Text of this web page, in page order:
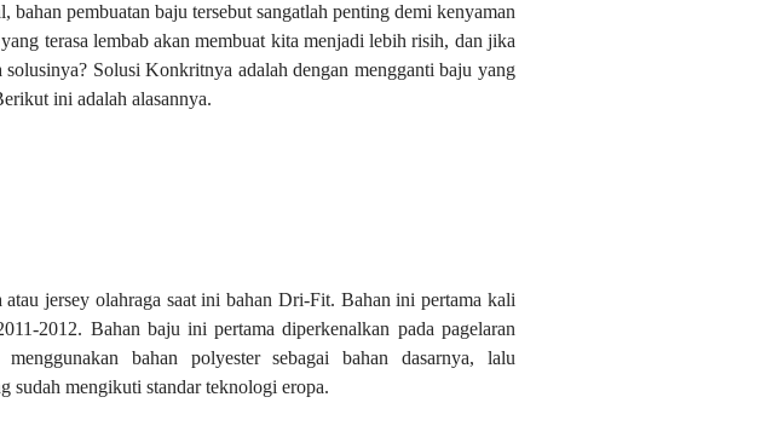
pembuatan baju tersebut sangatlah penting demi kenyaman
terasa lembab akan membuat kita menjadi lebih risih, dan jika
Solusi Konkritnya adalah dengan mengganti baju yang
ini adalah alasannya.
jersey olahraga saat ini bahan Dri-Fit. Bahan ini pertama kali
2012. Bahan baju ini pertama diperkenalkan pada pagelaran
bahan polyester sebagai bahan dasarnya, lalu
sudah mengikuti standar teknologi eropa.